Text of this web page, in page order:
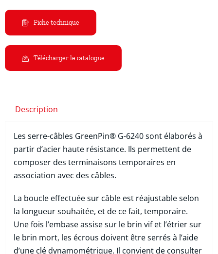
Fiche technique
Télécharger le catalogue
Description
Les serre-câbles GreenPin® G-6240 sont élaborés à
partir d’acier haute résistance. Ils permettent de
composer des terminaisons temporaires en
association avec des câbles.
La boucle effectuée sur câble est réajustable selon
la longueur souhaitée, et de ce fait, temporaire.
Une fois l’embase assise sur le brin vif et l’étrier sur
le brin mort, les écrous doivent être serrés à l’aide
d’une clé dynamométrique. Il convient de consulter